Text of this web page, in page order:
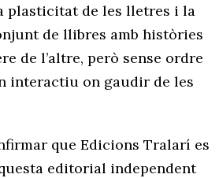
plasticitat de les lletres i la
de llibres amb històries
de l’altre, però sense ordre
interactiu on gaudir de les
que Edicions Tralarí es
editorial independent